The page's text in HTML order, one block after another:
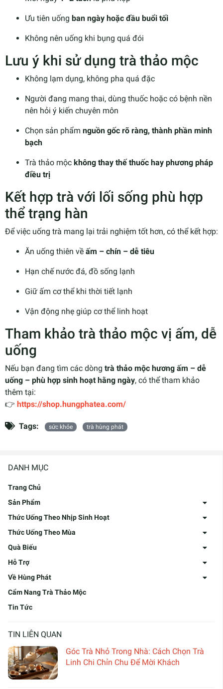
DANH MỤC
Trang Chủ
Sản Phẩm
Thức Uống Theo Nhịp Sinh Hoạt
Thức Uống Theo Mùa
Quà Biếu
Hỗ Trợ
Về Hùng Phát
Cẩm Nang Trà Thảo Mộc
Tin Tức
TIN LIÊN QUAN
Góc Trà Nhỏ Trong Nhà: Cách Chọn Trà
Linh Chi Chỉn Chu Để Mời Khách
Ưu tiên uống ban ngày hoặc đầu buổi tối
Không nên uống khi bụng quá đói
Lưu ý khi sử dụng trà thảo mộc
Không lạm dụng, không pha quá đặc
Người đang mang thai, dùng thuốc hoặc có bệnh nền
nên hỏi ý kiến chuyên môn
Chọn sản phẩm nguồn gốc rõ ràng, thành phần minh
bạch
Trà thảo mộc không thay thế thuốc hay phương pháp
điều trị
Kết hợp trà với lối sống phù hợp
thể trạng hàn
Để việc uống trà mang lại trải nghiệm tốt hơn, có thể kết hợp:
Ăn uống thiên về ấm – chín – dễ tiêu
Hạn chế nước đá, đồ sống lạnh
Giữ ấm cơ thể khi thời tiết lạnh
Vận động nhẹ giúp cơ thể linh hoạt
Tham khảo trà thảo mộc vị ấm, dễ
uống
Nếu bạn đang tìm các dòng trà thảo mộc hương ấm – dễ
uống – phù hợp sinh hoạt hằng ngày, có thể tham khảo
thêm tại:
👉 https://shop.hungphatea.com/
Tags: sức khỏe trà hùng phát